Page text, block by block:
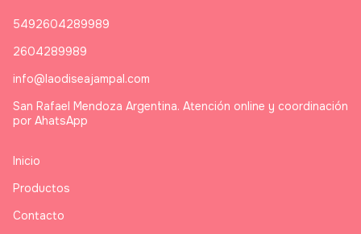
5492604289989
2604289989
info@laodiseajampal.com
San Rafael Mendoza Argentina. Atención online y coordinación
por AhatsApp
Inicio
Productos
Contacto